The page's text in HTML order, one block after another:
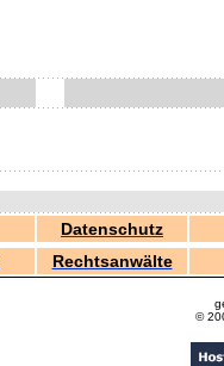
Datenschutz
Rechtsanwälte
©